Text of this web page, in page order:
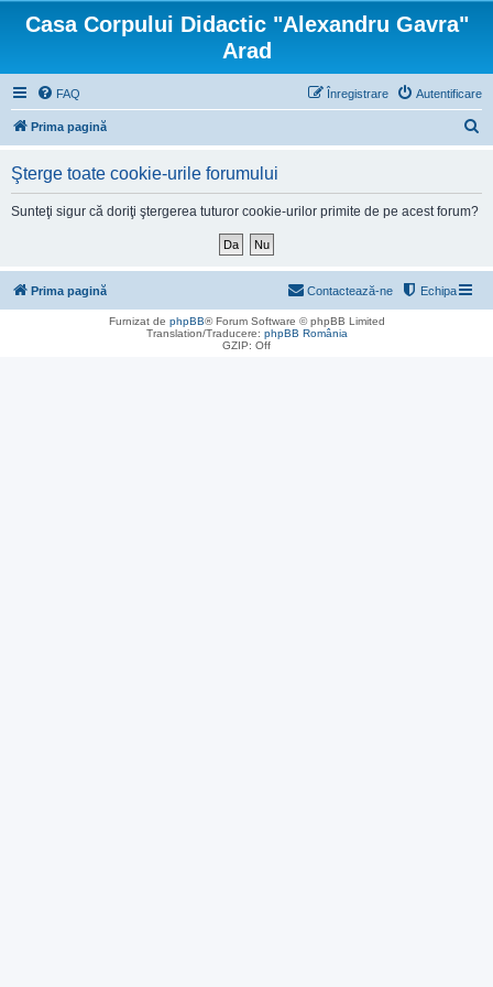
Casa Corpului Didactic "Alexandru Gavra"
Arad
FAQ Autentificare
Înregistrare
Prima pagină
Şterge toate cookie-urile forumului
Sunteţi sigur că doriţi ştergerea tuturor cookie-urilor primite de pe acest forum?
Prima pagină Echipa
Contactează-ne
Furnizat de phpBB® Forum Software © phpBB Limited
Translation/Traducere: phpBB România
GZIP: Off